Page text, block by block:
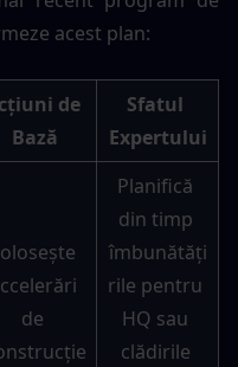
acest plan:
de
Bază
Sfatul
Expertului
de
Planifică
din timp
îmbunătăți
rile pentru
HQ sau
clădirile